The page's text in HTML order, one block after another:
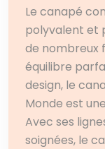
Le canapé
polyvalent et
de nombreux
équilibre
design, le
Monde est
Avec ses
soignées, le